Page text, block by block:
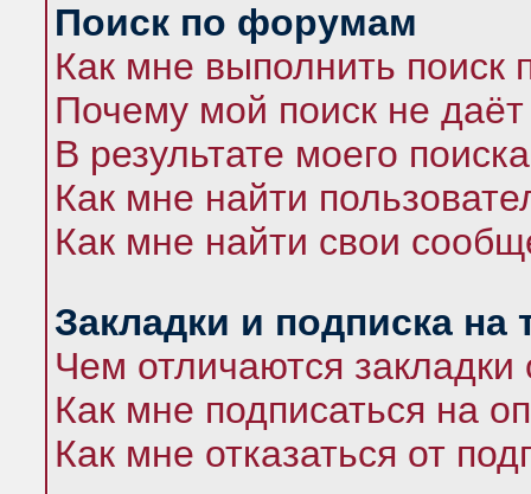
Поиск по форумам
Как мне выполнить
Почему мой поиск не даёт
В результате моего
Как мне найти
Как мне найти свои
Закладки и подписка на
Чем отличаются закладки
Как мне подписаться на
Как мне отказаться от